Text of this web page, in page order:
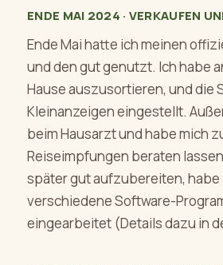
ENDE MAI 2024 · VERKAUFEN
Ende Mai hatte ich meinen
und den gut genutzt. Ich habe
Hause auszusortieren, und die
Kleinanzeigen eingestellt.
beim Hausarzt und habe mich
Reiseimpfungen beraten
später gut aufzubereiten, habe
verschiedene Software-
eingearbeitet (Details dazu in